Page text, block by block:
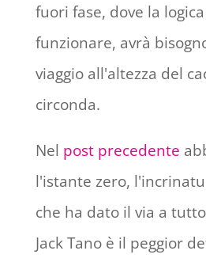
fuori fase, dove la
funzionare, avrà
viaggio all'altezza del
circonda.
Nel post precedente
l'istante zero,
che ha dato il via a
Jack Tano è il peggior